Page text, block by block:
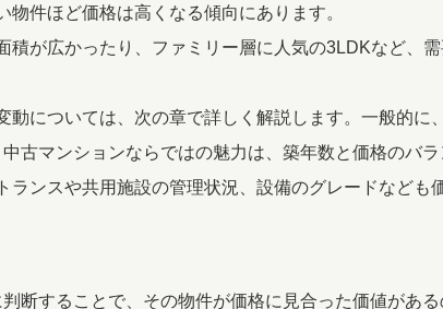
物件ほど価格は高くなる傾向にあります。
積が広かったり、ファミリー層に人気の3LDKなど、
動については、次の章で詳しく解説します。一般的に
古マンションならではの魅力は、築年数と価格のバラ
ランスや共用施設の管理状況、設備のグレードなども
断することで、その物件が価格に見合った価値がある